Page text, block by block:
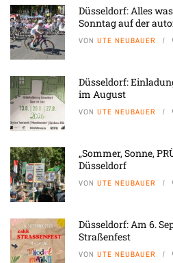
Düsseldorf: Alles
Sonntag auf der
VON UTE NEUBAUER
Düsseldorf:
im August
VON UTE NEUBAUER
„Sommer, Sonne,
Düsseldorf
VON UTE NEUBAUER
Düsseldorf: Am 6.
Straßenfest
VON UTE NEUBAUER